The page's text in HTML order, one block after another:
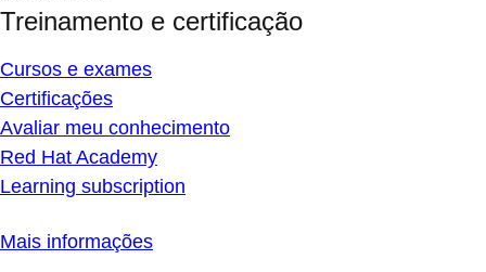
Treinamento e certificação
Cursos e exames
Certificações
Avaliar meu conhecimento
Red Hat Academy
Learning subscription
Mais informações